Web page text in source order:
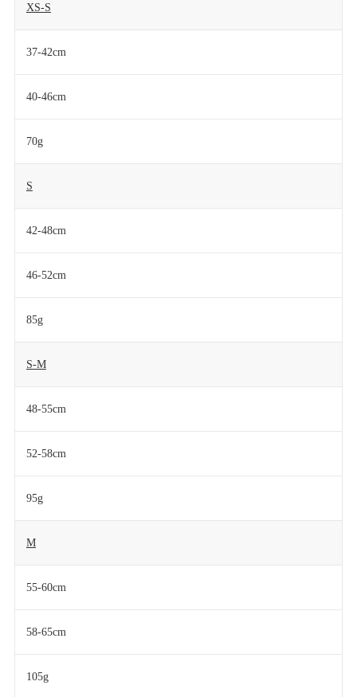
XS-S
37-42cm
40-46cm
70g
S
42-48cm
46-52cm
85g
S-M
48-55cm
52-58cm
95g
M
55-60cm
58-65cm
105g